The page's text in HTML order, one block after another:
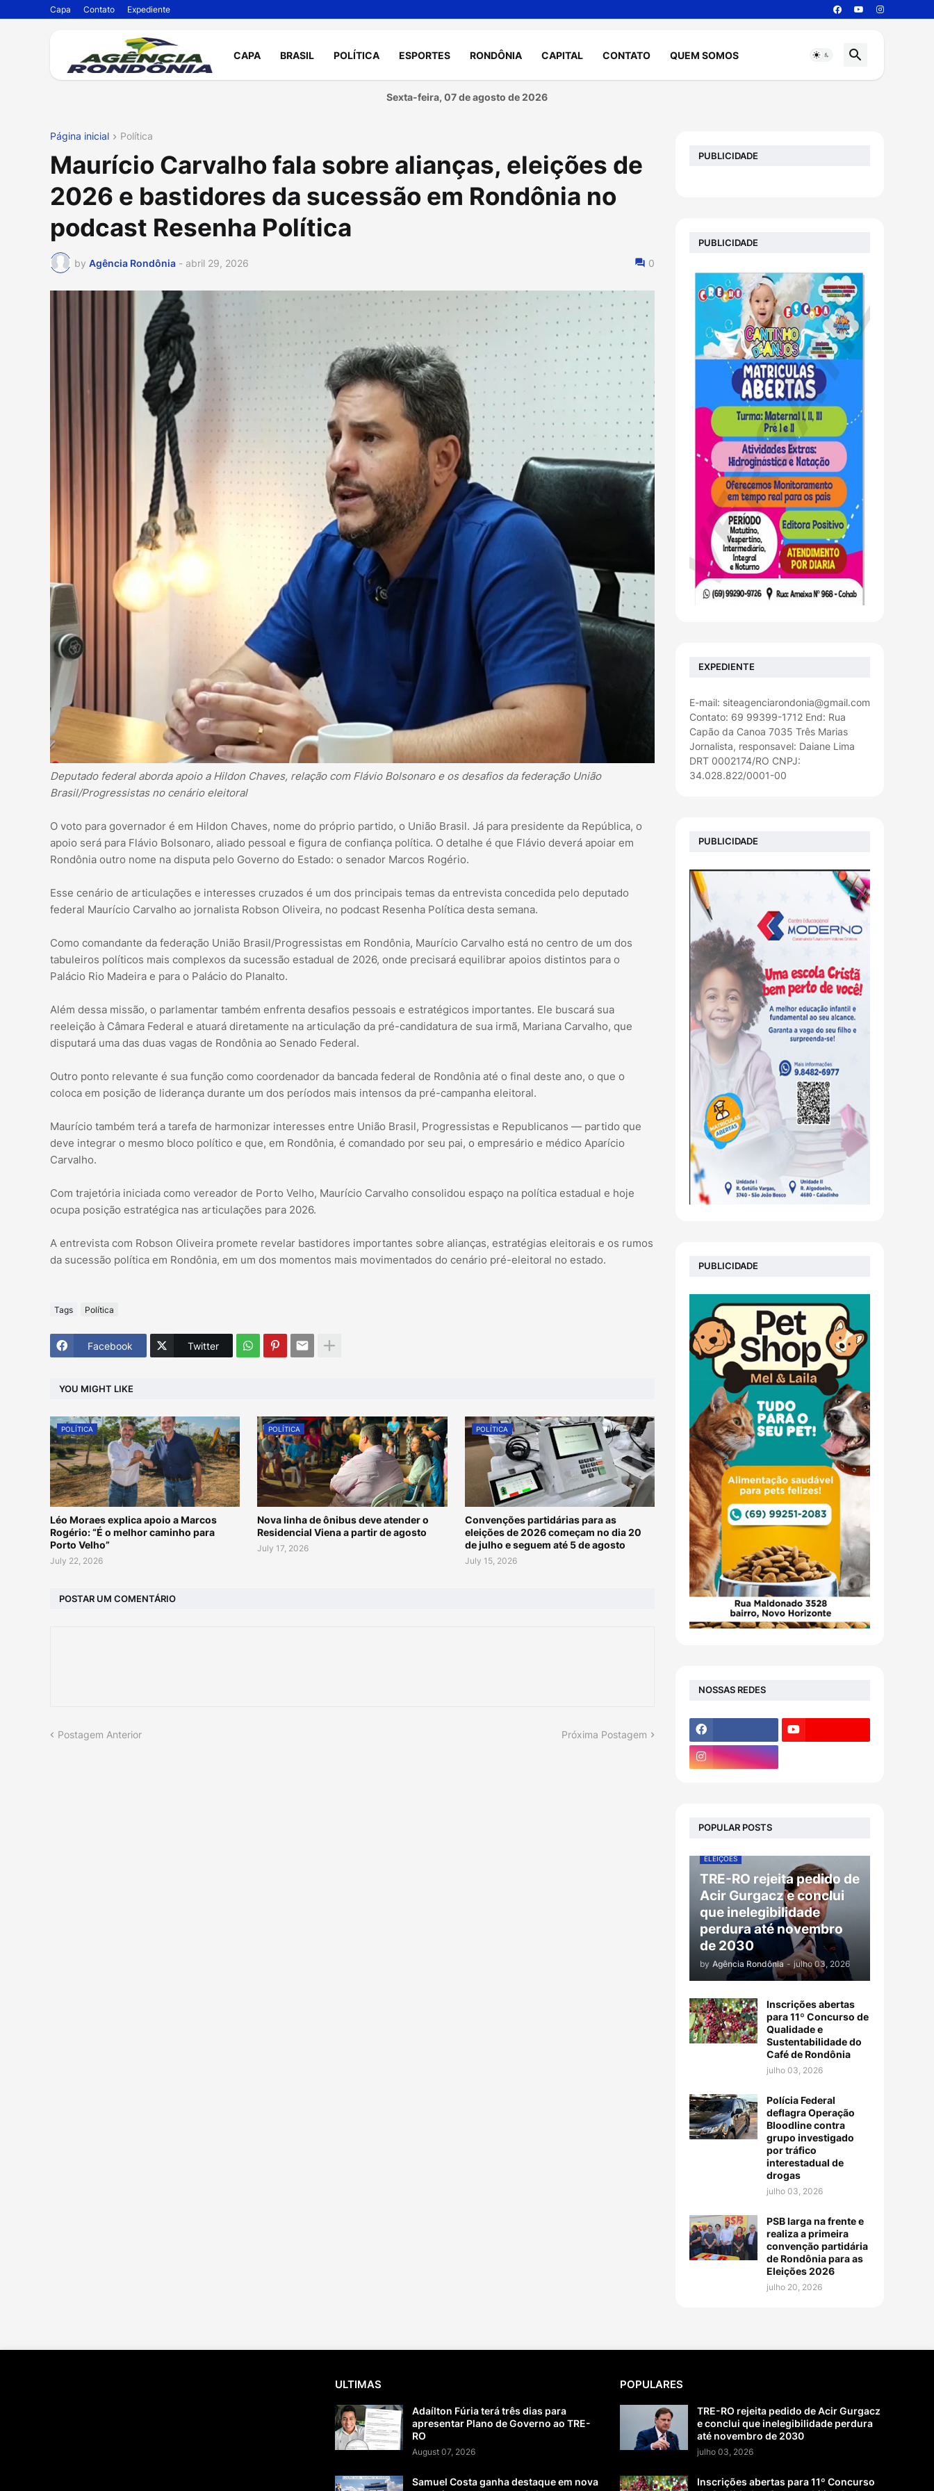
Capa Contato Expediente
CAPA BRASIL POLÍTICA ESPORTES RONDÔNIA CAPITAL CONTATO QUEM SOMOS
Sexta-feira, 07 de agosto de 2026
Página inicial Política
Maurício Carvalho fala sobre alianças, eleições de
2026 e bastidores da sucessão em Rondônia no
podcast Resenha Política
by Agência Rondônia - abril 29, 2026 0
Deputado federal aborda apoio a Hildon Chaves, relação com Flávio Bolsonaro e os desafios da federação União
Brasil/Progressistas no cenário eleitoral
O voto para governador é em Hildon Chaves, nome do próprio partido, o União Brasil. Já para presidente da República, o
apoio será para Flávio Bolsonaro, aliado pessoal e figura de confiança política. O detalhe é que Flávio deverá apoiar em
Rondônia outro nome na disputa pelo Governo do Estado: o senador Marcos Rogério.
Esse cenário de articulações e interesses cruzados é um dos principais temas da entrevista concedida pelo deputado
federal Maurício Carvalho ao jornalista Robson Oliveira, no podcast Resenha Política desta semana.
Como comandante da federação União Brasil/Progressistas em Rondônia, Maurício Carvalho está no centro de um dos
tabuleiros políticos mais complexos da sucessão estadual de 2026, onde precisará equilibrar apoios distintos para o
Palácio Rio Madeira e para o Palácio do Planalto.
Além dessa missão, o parlamentar também enfrenta desafios pessoais e estratégicos importantes. Ele buscará sua
reeleição à Câmara Federal e atuará diretamente na articulação da pré-candidatura de sua irmã, Mariana Carvalho, que
disputará uma das duas vagas de Rondônia ao Senado Federal.
Outro ponto relevante é sua função como coordenador da bancada federal de Rondônia até o final deste ano, o que o
coloca em posição de liderança durante um dos períodos mais intensos da pré-campanha eleitoral.
Maurício também terá a tarefa de harmonizar interesses entre União Brasil, Progressistas e Republicanos — partido que
deve integrar o mesmo bloco político e que, em Rondônia, é comandado por seu pai, o empresário e médico Aparício
Carvalho.
Com trajetória iniciada como vereador de Porto Velho, Maurício Carvalho consolidou espaço na política estadual e hoje
ocupa posição estratégica nas articulações para 2026.
A entrevista com Robson Oliveira promete revelar bastidores importantes sobre alianças, estratégias eleitorais e os rumos
da sucessão política em Rondônia, em um dos momentos mais movimentados do cenário pré-eleitoral no estado.
Tags Política
Facebook Twitter
YOU MIGHT LIKE
POLÍTICA
Léo Moraes explica apoio a Marcos
Rogério: “É o melhor caminho para
Porto Velho”
July 22, 2026
POLÍTICA
Nova linha de ônibus deve atender o
Residencial Viena a partir de agosto
July 17, 2026
POLÍTICA
Convenções partidárias para as
eleições de 2026 começam no dia 20
de julho e seguem até 5 de agosto
July 15, 2026
POSTAR UM COMENTÁRIO
Postagem Anterior Próxima Postagem
PUBLICIDADE
PUBLICIDADE
EXPEDIENTE
E-mail: siteagenciarondonia@gmail.com
Contato: 69 99399-1712 End: Rua
Capão da Canoa 7035 Três Marias
Jornalista, responsavel: Daiane Lima
DRT 0002174/RO CNPJ:
34.028.822/0001-00
PUBLICIDADE
PUBLICIDADE
NOSSAS REDES
POPULAR POSTS
ELEIÇÕES
TRE-RO rejeita pedido de
Acir Gurgacz e conclui
que inelegibilidade
perdura até novembro
de 2030
by Agência Rondônia - julho 03, 2026
Inscrições abertas
para 11º Concurso de
Qualidade e
Sustentabilidade do
Café de Rondônia
julho 03, 2026
Polícia Federal
deflagra Operação
Bloodline contra
grupo investigado
por tráfico
interestadual de
drogas
julho 03, 2026
PSB larga na frente e
realiza a primeira
convenção partidária
de Rondônia para as
Eleições 2026
julho 20, 2026
ULTIMAS
Adaílton Fúria terá três dias para
apresentar Plano de Governo ao TRE-
RO
August 07, 2026
Samuel Costa ganha destaque em nova
POPULARES
TRE-RO rejeita pedido de Acir Gurgacz
e conclui que inelegibilidade perdura
até novembro de 2030
julho 03, 2026
Inscrições abertas para 11º Concurso